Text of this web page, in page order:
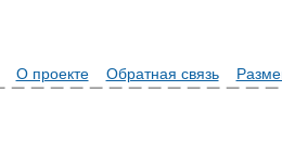
О проекте Обратная связь